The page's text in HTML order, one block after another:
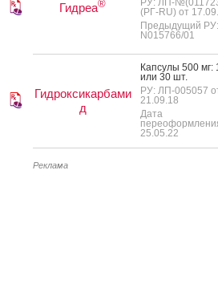
Гидреа®
РУ: ЛП-
(РГ-RU) от
Предыдущий
N015766/01
Гидроксикарбами
д
Кап­су­лы 500 мг:
или 30 шт.
РУ: ЛП-005057
21.09.18
Дата
25.05.22
Реклама